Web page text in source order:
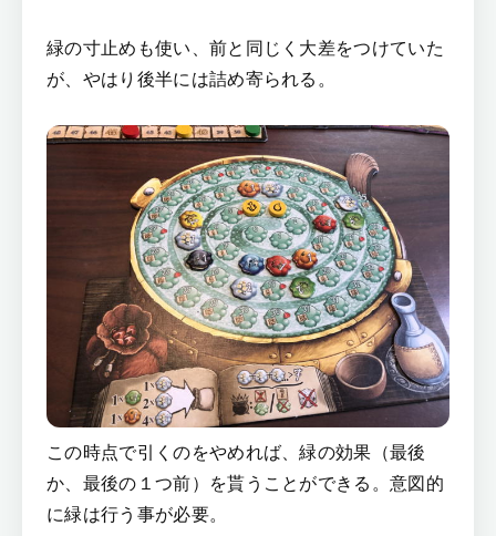
緑の寸止めも使い、前と同じく大差をつけていた
が、やはり後半には詰め寄られる。
この時点で引くのをやめれば、緑の効果（最後
か、最後の１つ前）を貰うことができる。意図的
に緑は行う事が必要。